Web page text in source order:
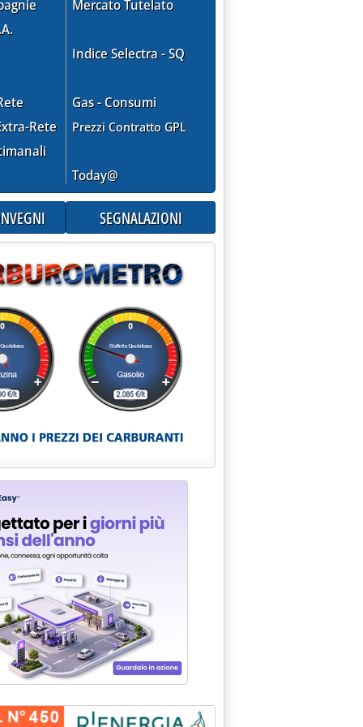
Rete
Mercato Tutelato
Indice Selectra - SQ
Gas - Consumi
Prezzi Contratto GPL
Today@
SEGNALAZIONI